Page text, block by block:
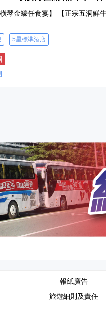
橫琴金蠔任食宴】 【正宗五洞
5星標準酒店
報紙廣告
旅遊細則及責任